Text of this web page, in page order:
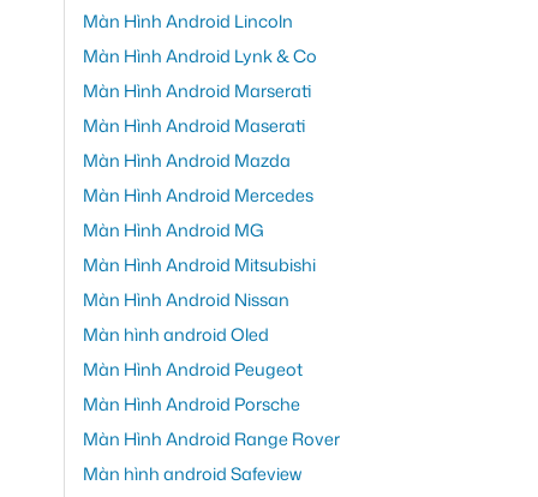
Màn Hình Android Lincoln
Màn Hình Android Lynk & Co
Màn Hình Android Marserati
Màn Hình Android Maserati
Màn Hình Android Mazda
Màn Hình Android Mercedes
Màn Hình Android MG
Màn Hình Android Mitsubishi
Màn Hình Android Nissan
Màn hình android Oled
Màn Hình Android Peugeot
Màn Hình Android Porsche
Màn Hình Android Range Rover
Màn hình android Safeview